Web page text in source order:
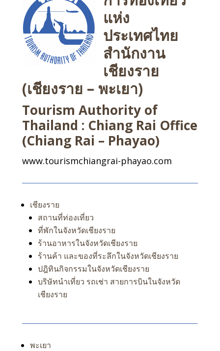
แห่ง
ประเทศไทย
สำนักงาน
เชียงราย
(เชียงราย – พะเยา)
Tourism Authority of
Thailand : Chiang Rai Office
(Chiang Rai – Phayao)
www.tourismchiangrai-phayao.com
เชียงราย
สถานที่ท่องเที่ยว
ที่พักในจังหวัดเชียงราย
ร้านอาหารในจังหวัดเชียงราย
ร้านค้า และของที่ระลึกในจังหวัดเชียงราย
ปฎิทินกิจกรรมในจังหวัดเชียงราย
บริษัทนำเที่ยว รถเช่า สายการบินในจังหวัด
เชียงราย
พะเยา